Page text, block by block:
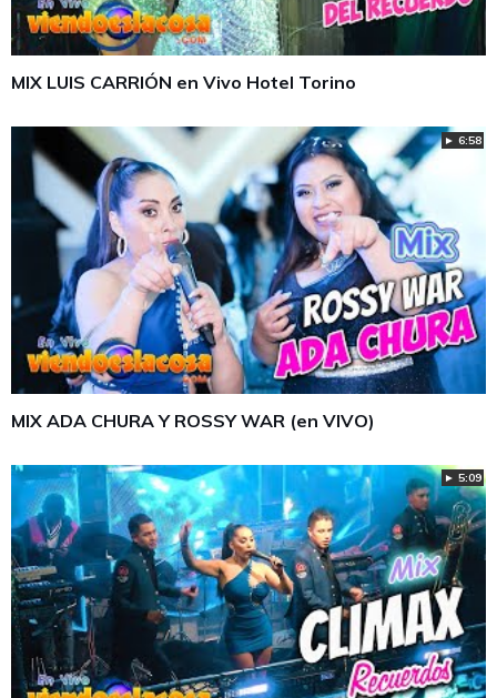
MIX LUIS CARRIÓN en Vivo Hotel Torino
► 6:58
MIX ADA CHURA Y ROSSY WAR (en VIVO)
► 5:09